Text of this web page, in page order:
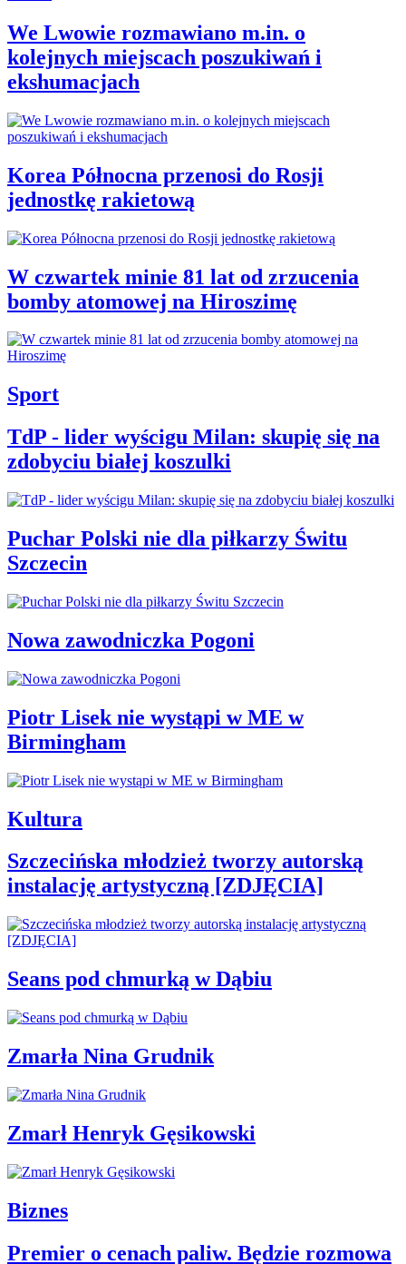
We Lwowie rozmawiano m.in. o
kolejnych miejscach poszukiwań i
ekshumacjach
Korea Północna przenosi do Rosji
jednostkę rakietową
W czwartek minie 81 lat od zrzucenia
bomby atomowej na Hiroszimę
Sport
TdP - lider wyścigu Milan: skupię się na
zdobyciu białej koszulki
Puchar Polski nie dla piłkarzy Świtu
Szczecin
Nowa zawodniczka Pogoni
Piotr Lisek nie wystąpi w ME w
Birmingham
Kultura
Szczecińska młodzież tworzy autorską
instalację artystyczną [ZDJĘCIA]
Seans pod chmurką w Dąbiu
Zmarła Nina Grudnik
Zmarł Henryk Gęsikowski
Biznes
Premier o cenach paliw. Będzie rozmowa